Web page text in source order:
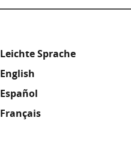
Meta
Footer
Leichte Sprache
English
Español
Français